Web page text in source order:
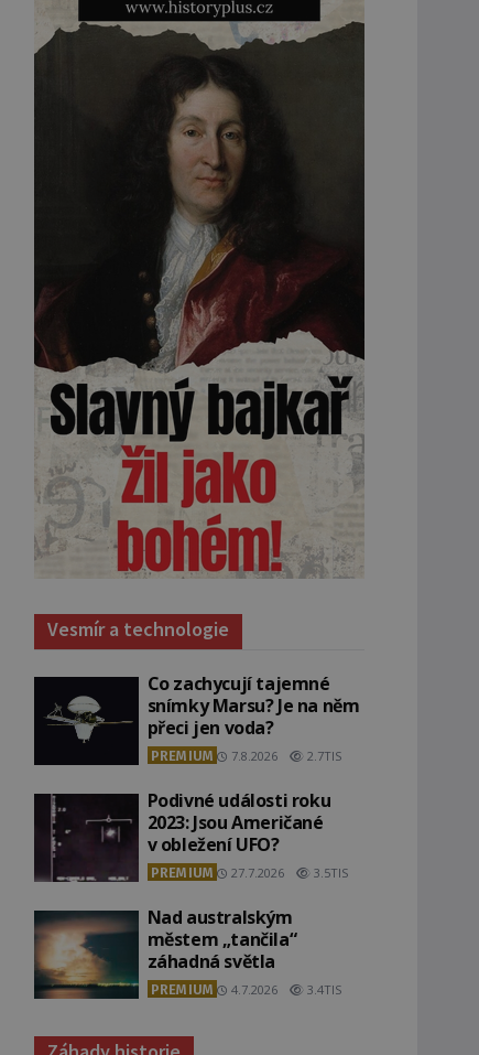
Vesmír a technologie
Co zachycují tajemné
snímky Marsu? Je na něm
přeci jen voda?
PREMIUM 7.8.2026 2.7TIS
Podivné události roku
2023: Jsou Američané
v obležení UFO?
PREMIUM 27.7.2026 3.5TIS
Nad australským
městem „tančila“
záhadná světla
PREMIUM 4.7.2026 3.4TIS